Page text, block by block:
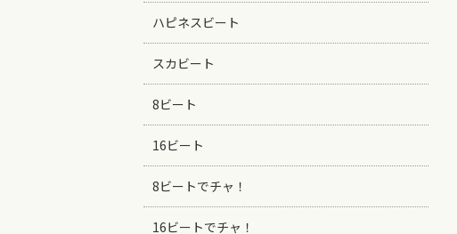
ハピネスビート
スカビート
8ビート
16ビート
8ビートでチャ！
16ビートでチャ！